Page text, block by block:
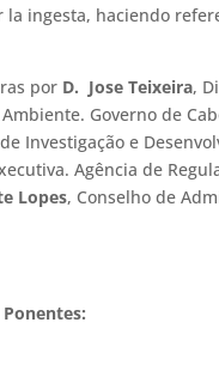
la ingesta, haciendo
por D. Jose Teixeira,
Governo de
Investigação e
Agência de
Lopes, Conselho de